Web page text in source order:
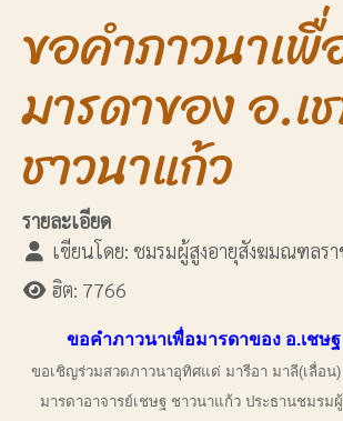
ขอคำภาวนาเพื่
มารดาของ อ.เ
ชาวนาแก้ว
รายละเอียด
เขียนโดย: ชมรมผู้สูงอายุสังฆมณฑลร
ฮิต: 7766
ขอคำภาวนาเพื่อมารดาของ อ.เชษ
ขอเชิญร่วมสวดภาวนาอุทิศแด่ มารีอา มาลี(เลื่อ
มารดาอาจารย์เชษฐ ชาวนาแก้ว ประธานชมร